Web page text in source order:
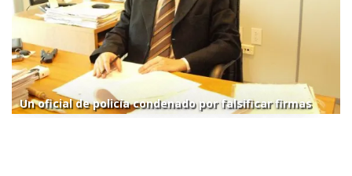
Un oficial de policía condenado por falsificar firmas